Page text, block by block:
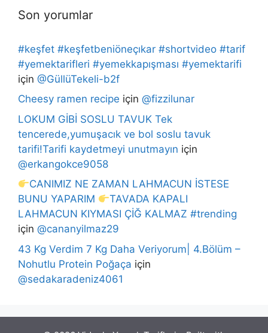
Son yorumlar
#keşfet #keşfetbeniöneçıkar #shortvideo #tarif
#yemektarifleri #yemekkapışması #yemektarifi
için @GüllüTekeli-b2f
Cheesy ramen recipe için @fizzilunar
LOKUM GİBİ SOSLU TAVUK Tek
tencerede,yumuşacık ve bol soslu tavuk
tarifi!Tarifi kaydetmeyi unutmayın için
@erkangokce9058
CANIMIZ NE ZAMAN LAHMACUN İSTESE
BUNU YAPARIM
TAVADA KAPALI
LAHMACUN KIYMASI ÇİĞ KALMAZ #trending
için @cananyilmaz29
43 Kg Verdim 7 Kg Daha Veriyorum| 4.Bölüm –
Nohutlu Protein Poğaça için
@sedakaradeniz4061